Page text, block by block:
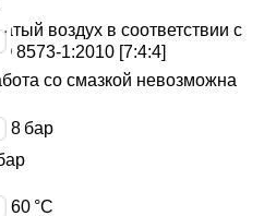
воздух в соответствии с
8573-1:2010 [7:4:4]
со смазкой невозможна
8 бар
÷ 60 °C